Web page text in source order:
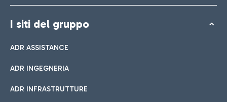
I siti del gruppo
ADR ASSISTANCE
ADR INGEGNERIA
ADR INFRASTRUTTURE